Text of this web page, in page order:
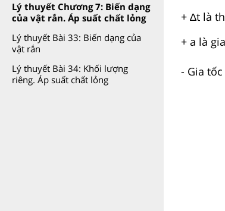
Lý thuyết Chương 7: Biến dạng
của vật rắn. Áp suất chất lỏng
Lý thuyết Bài 33: Biến dạng của
vật rắn
Lý thuyết Bài 34: Khối lượng
riêng. Áp suất chất lỏng
+ ∆t là
+ a là
- Gia